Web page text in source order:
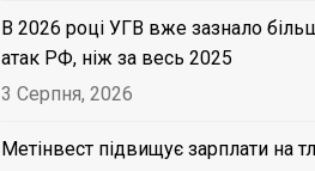
В 2026 році УГВ вже зазнало
атак РФ, ніж за весь 2025
3 Серпня, 2026
Метінвест підвищує зарплати на